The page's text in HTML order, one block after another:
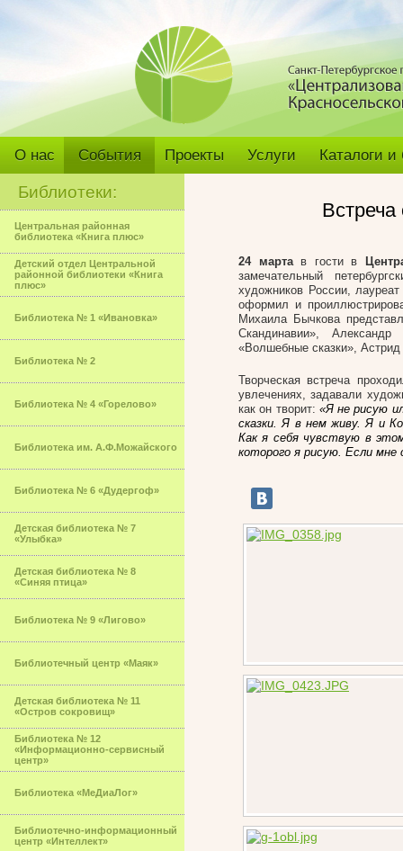
О нас События Проекты Услуги Каталоги
Библиотеки:
Центральная районная
библиотека «Книга плюс»
Детский отдел Центральной
районной библиотеки «Книга
плюс»
Библиотека № 1 «Ивановка»
Библиотека № 2
Библиотека № 4 «Горелово»
Библиотека им. А.Ф.Можайского
Библиотека № 6 «Дудергоф»
Детская библиотека № 7
«Улыбка»
Детская библиотека № 8
«Синяя птица»
Библиотека № 9 «Лигово»
Библиотечный центр «Маяк»
Детская библиотека № 11
«Остров сокровищ»
Библиотека № 12
«Информационно-сервисный
центр»
Библиотека «МеДиаЛог»
Библиотечно-информационный
центр «Интеллект»
24 мартав гости в
замечательный
художников России,
оформил и
Михаила Бычкова
Скандинавии»,
«Волшебные сказки»,
Творческая встреча
увлечениях, задавали
как он творит: «Я не рисую
сказки. Я в нем живу. Я и
Как я себя чувствую в
которого я рисую. Если